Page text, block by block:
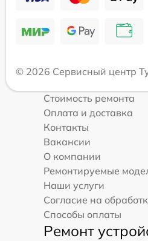
© 2026 Сервисный центр
Стоимость ремонта
Оплата и доставка
Контакты
Вакансии
О компании
Ремонтируемые
Наши услуги
Согласие на
Способы оплаты
Ремонт